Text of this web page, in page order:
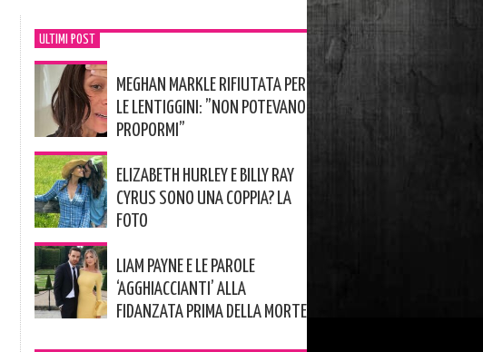
ULTIMI POST
MEGHAN MARKLE RIFIUTATA PER
LE LENTIGGINI: ”NON POTEVANO
PROPORMI”
ELIZABETH HURLEY E BILLY RAY
CYRUS SONO UNA COPPIA? LA
FOTO
LIAM PAYNE E LE PAROLE
‘AGGHIACCIANTI’ ALLA
FIDANZATA PRIMA DELLA MORTE